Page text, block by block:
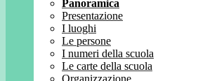
Panoramica
Presentazione
I luoghi
Le persone
I numeri della scuola
Le carte della scuola